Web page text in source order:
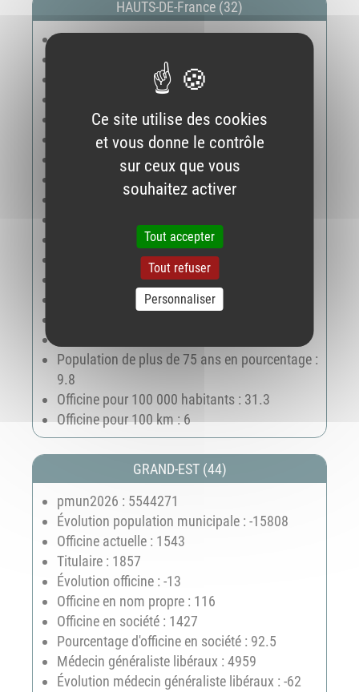
HAUTS-DE-France (32)
pmun2026 : 5965764
Évolution population municipale : -33152
Officine actuelle : 1865
Évolution officine : -17
Officine en nom propre : 167
Officine en société : 1698
Pourcentage d'officine en société : 91.0
Médecin généraliste libéraux : 5216
Densité population par officine : 3199
Densité population par médecin : 1149
Densité médecin par officine : 2.8
Titulaire âge moyen : 47.7
Population de plus de 75 ans en pourcentage :
9.8
Officine pour 100 000 habitants : 31.3
Officine pour 100 km : 6
GRAND-EST (44)
pmun2026 : 5544271
Évolution population municipale : -15808
Officine actuelle : 1543
Titulaire : 1857
Évolution officine : -13
Officine en nom propre : 116
Officine en société : 1427
Pourcentage d'officine en société : 92.5
Médecin généraliste libéraux : 4959
Évolution médecin généraliste libéraux : -62
Ce site utilise des cookies
et vous donne le contrôle
sur ceux que vous
souhaitez activer
Tout accepter
Tout refuser
Personnaliser